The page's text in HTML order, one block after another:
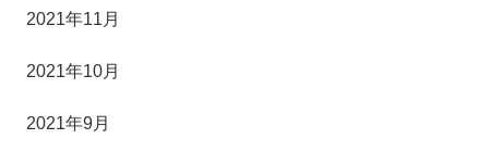
2021年11月
2021年10月
2021年9月